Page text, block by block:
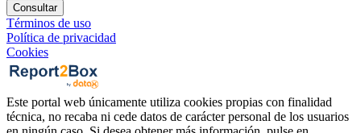
Consultar
Términos de uso
Política de privacidad
Cookies
Este portal web únicamente utiliza cookies propias con finalidad
técnica, no recaba ni cede datos de carácter personal de los usuarios